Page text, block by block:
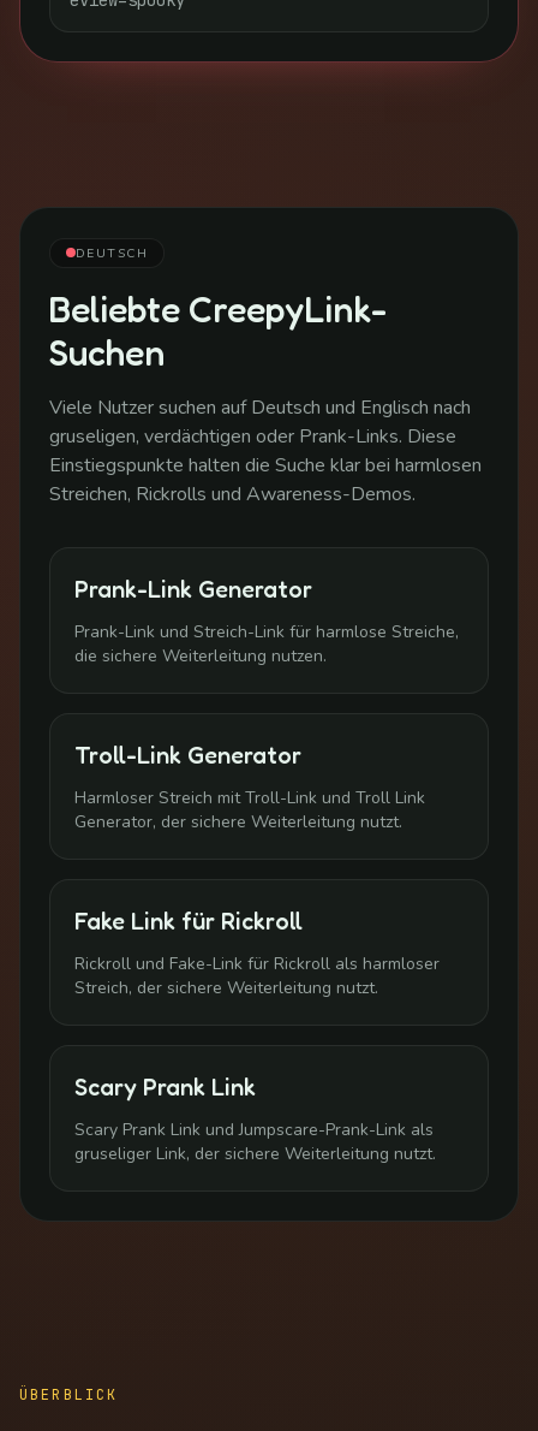
DEUTSCH
Beliebte CreepyLink-
Suchen
Viele Nutzer suchen auf Deutsch und Englisch nach
gruseligen, verdächtigen oder Prank-Links. Diese
Einstiegspunkte halten die Suche klar bei harmlosen
Streichen, Rickrolls und Awareness-Demos.
Prank-Link Generator
Prank-Link und Streich-Link für harmlose Streiche,
die sichere Weiterleitung nutzen.
Troll-Link Generator
Harmloser Streich mit Troll-Link und Troll Link
Generator, der sichere Weiterleitung nutzt.
Fake Link für Rickroll
Rickroll und Fake-Link für Rickroll als harmloser
Streich, der sichere Weiterleitung nutzt.
Scary Prank Link
Scary Prank Link und Jumpscare-Prank-Link als
gruseliger Link, der sichere Weiterleitung nutzt.
ÜBERBLICK